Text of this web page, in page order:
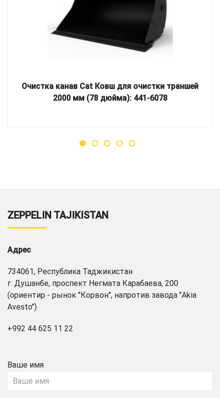
Очистка канав Cat Ковш для очистки траншей
2000 мм (78 дюйма): 441-6078
ZEPPELIN TAJIKISTAN
Адрес
734061, Республика Таджикистан
г. Душанбе, проспект Негмата Карабаева, 200
(ориентир - рынок "Корвон", напротив завода "Akia
Avesto")
+992 44 625 11 22
Ваше имя